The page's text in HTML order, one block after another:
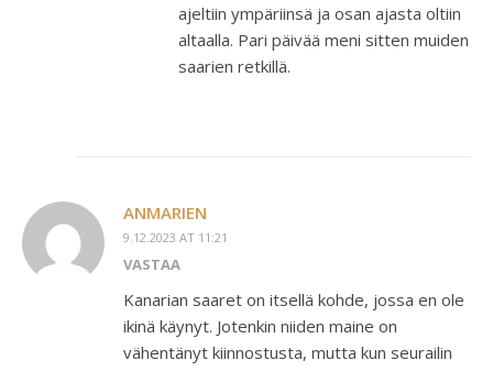
ajeltiin ympäriinsä ja osan ajasta oltiin
altaalla. Pari päivää meni sitten muiden
saarien retkillä.
ANMARIEN
9.12.2023 AT 11:21
VASTAA
Kanarian saaret on itsellä kohde, jossa en ole
ikinä käynyt. Jotenkin niiden maine on
vähentänyt kiinnostusta, mutta kun seurailin